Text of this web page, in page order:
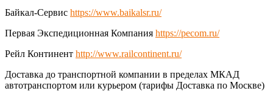
Байкал-Сервис https://www.baikalsr.ru/
Первая Экспедиционная Компания https://pecom.ru/
Рейл Континент http://www.railcontinent.ru/
Доставка до транспортной компании в пределах МКАД
автотранспортом или курьером (тарифы Доставка по Москве)